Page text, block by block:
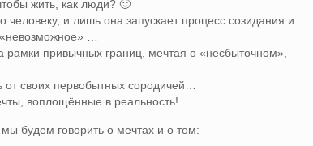
жить, как люди? 🙂
и лишь она запускает процесс созидания и
…
привычных границ, мечтая о «несбыточном»,
своих первобытных сородичей…
воплощённые в реальность!
будем говорить о мечтах и о том: